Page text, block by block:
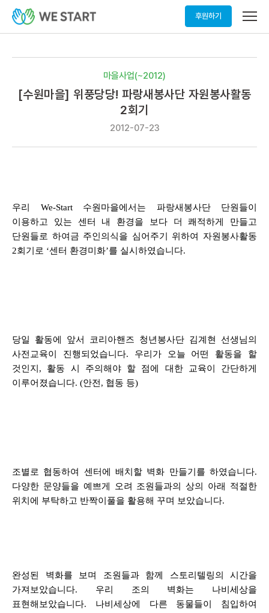
후원하기
메
열
마을사업(~2012)
[수원마을] 위풍당당! 파랑새봉사단 자원봉사활동
2회기
2012-07-23
우리 We-Start 수원마을에서는 파랑새봉사단 단원들이
이용하고 있는 센터 내 환경을 보다 더 쾌적하게 만들고
단원들로 하여금 주인의식을 심어주기 위하여 자원봉사활동
2회기로 ‘센터 환경미화’를 실시하였습니다.
당일 활동에 앞서 코리아핸즈 청년봉사단 김계현 선생님의
사전교육이 진행되었습니다. 우리가 오늘 어떤 활동을 할
것인지, 활동 시 주의해야 할 점에 대한 교육이 간단하게
이루어졌습니다. (안전, 협동 등)
조별로 협동하여 센터에 배치할 벽화 만들기를 하였습니다.
다양한 문양들을 예쁘게 오려 조원들과의 상의 아래 적절한
위치에 부탁하고 반짝이풀을 활용해 꾸며 보았습니다.
완성된 벽화를 보며 조원들과 함께 스토리텔링의 시간을
가져보았습니다. 우리 조의 벽화는 나비세상을
표현해보았습니다. 나비세상에 다른 동물들이 침입하여